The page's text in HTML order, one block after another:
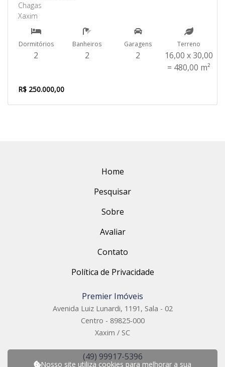
Chagas
Xaxim
Dormitórios
2
Banheiros
2
Garagens
2
Terreno
16,00 x 30,00
= 480,00 m²
R$ 250.000,00
Nosso site utiliza cookies para melhorar a sua
Home
Pesquisar
Sobre
Avaliar
Contato
Política de Privacidade
Premier Imóveis
Avenida Luiz Lunardi, 1191, Sala - 02
Centro - 89825-000
Xaxim / SC
(49) 99917-5396